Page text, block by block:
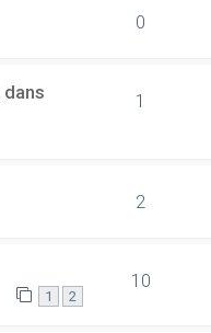
0
dans
1
2
1 2
10